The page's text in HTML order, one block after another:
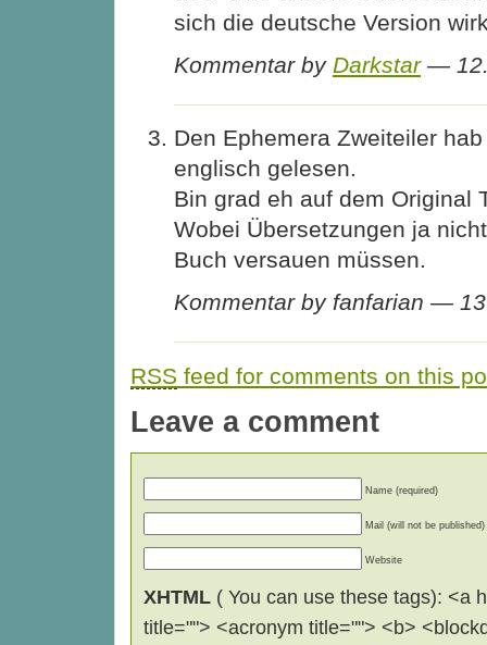
sich die deutsche Version
Kommentar by Darkstar— 12.
Den Ephemera Zweiteiler
englisch gelesen.
Bin grad eh auf dem Original
Wobei Übersetzungen ja
Buch versauen müssen.
Kommentar by fanfarian —
RSS feed for comments on this
Leave a comment
Name (required)
Mail (will not be published)
Website
XHTML ( You can use these tags): <a
title=""> <acronym title=""> <b>